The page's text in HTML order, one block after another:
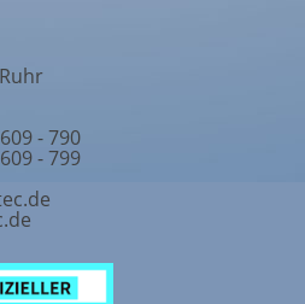
- 790
- 799